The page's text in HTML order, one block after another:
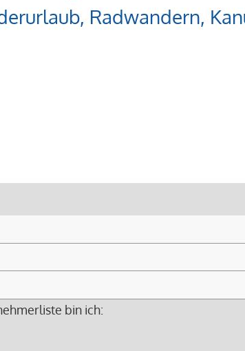
Radwandern,
bin ich: